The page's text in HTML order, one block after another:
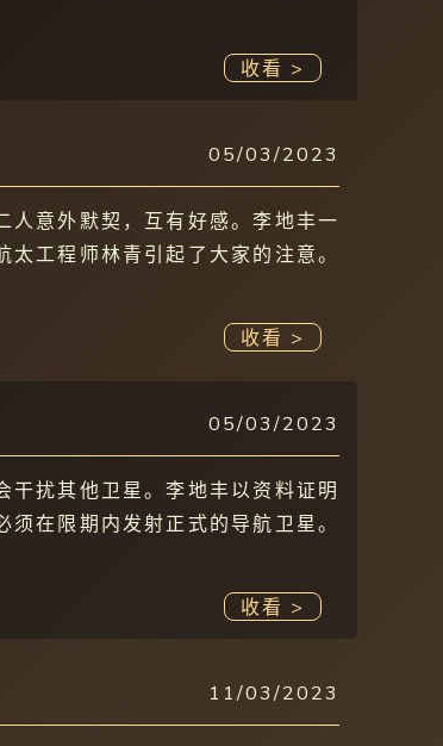
收看 >
05/03/2023
人意外默契，互有好感。李地丰一
工程师林青引起了大家的注意。
收看 >
05/03/2023
扰其他卫星。李地丰以资料证明
在限期内发射正式的导航卫星。
收看 >
11/03/2023